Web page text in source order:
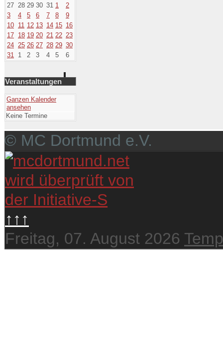
27 28 29 30 31 1
2
3
4 5 6 7 8
9
10 11 12 13 14 15 16
17 18 19 20 21 22 23
24 25 26 27 28 29 30
31 1 2 3 4 5 6
Veranstaltungen
Ganzen Kalender
ansehen
Keine Termine
© MC Dortmund e.V.
↑↑↑
Freitag, 07. August 2026